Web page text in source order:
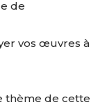
de
vos œuvres à
thème de cette